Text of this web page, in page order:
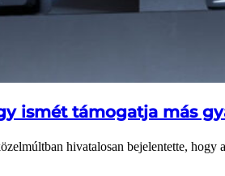
ismét támogatja más
hivatalosan bejelentette,